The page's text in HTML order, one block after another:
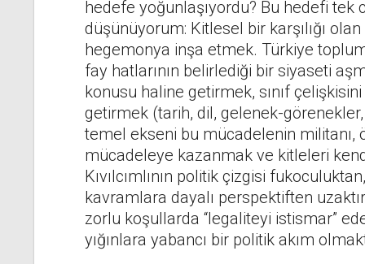
hedefe yoğunlaşıyordu? Bu hedefi
düşünüyorum: Kitlesel bir karşılığı
hegemonya inşa etmek. Türkiye
fay hatlarının belirlediği bir siyaseti
konusu haline getirmek, sınıf
getirmek (tarih, dil, gelenek-
temel ekseni bu mücadelenin militanı,
mücadeleye kazanmak ve kitleleri
Kıvılcımlının politik çizgisi
kavramlara dayalı perspektiften
zorlu koşullarda “legaliteyi istismar”
yığınlara yabancı bir politik akım